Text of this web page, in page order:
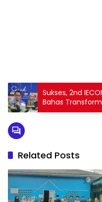
Sukses, 2nd
Bahas
Buatan
Related Posts